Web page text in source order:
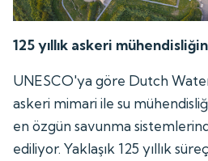
125 yıllık askeri
UNESCO'ya göre Dutch
askeri mimari ile su
en özgün savunma
ediliyor. Yaklaşık 125 yıllık